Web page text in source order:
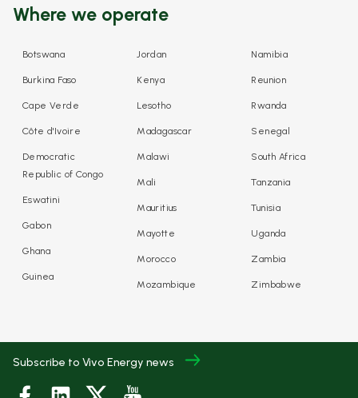
Where we operate
Botswana
Burkina Faso
Cape Verde
Côte d'Ivoire
Democratic
Republic of Congo
Eswatini
Gabon
Ghana
Guinea
Jordan
Kenya
Lesotho
Madagascar
Malawi
Mali
Mauritius
Mayotte
Morocco
Mozambique
Namibia
Reunion
Rwanda
Senegal
South Africa
Tanzania
Tunisia
Uganda
Zambia
Zimbabwe
Subscribe to Vivo Energy news